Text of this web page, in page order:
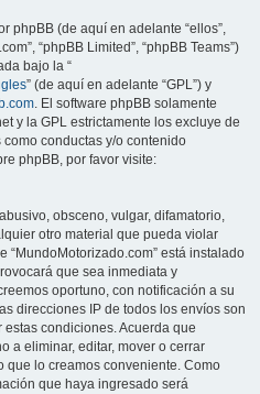
phpBB (de aquí en adelante “ellos”,
“phpBB Limited”, “phpBB Teams”)
bajo la “
” (de aquí en adelante “GPL”) y
. El software phpBB solamente
y la GPL estrictamente los excluye de
conductas y/o contenido
phpBB, por favor visite:
obsceno, vulgar, difamatorio,
otro material que pueda violar
está instalado
que sea inmediata y
oportuno, con notificación a su
direcciones IP de todos los envíos son
condiciones. Acuerda que
a eliminar, editar, mover o cerrar
que lo creamos conveniente. Como
que haya ingresado será